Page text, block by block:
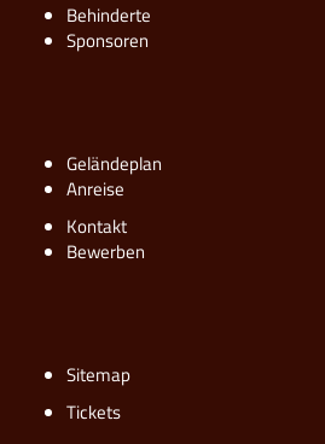
Behinderte
Sponsoren
Geländeplan
Anreise
Kontakt
Bewerben
Sitemap
Tickets